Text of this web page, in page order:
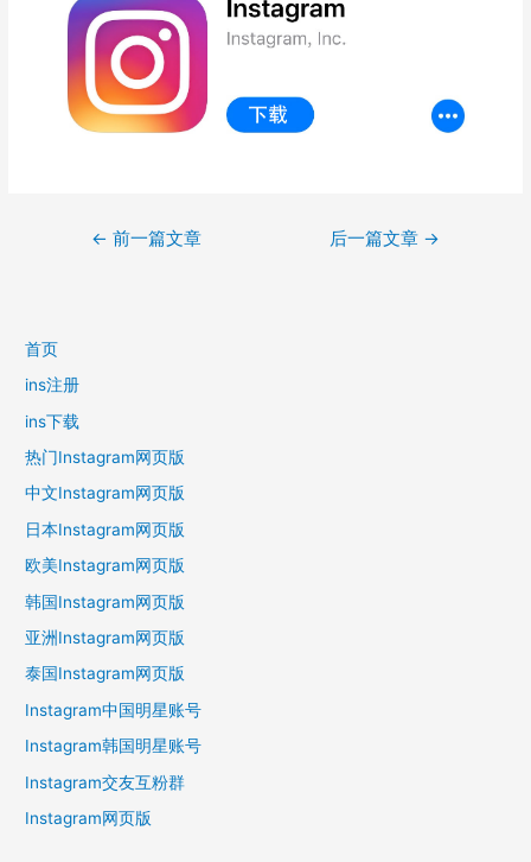
← 前一篇文章 后一篇文章 →
首页
ins注册
ins下载
热门Instagram网页版
中文Instagram网页版
日本Instagram网页版
欧美Instagram网页版
韩国Instagram网页版
亚洲Instagram网页版
泰国Instagram网页版
Instagram中国明星账号
Instagram韩国明星账号
Instagram交友互粉群
Instagram网页版